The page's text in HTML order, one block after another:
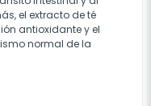
el extracto de té
antioxidante y el
normal de la